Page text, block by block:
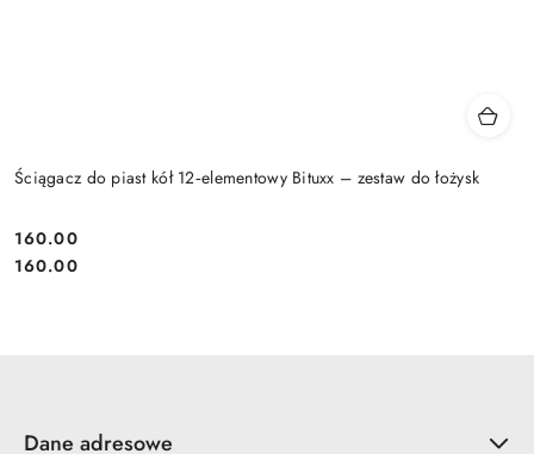
Ściągacz do piast kół 12‑elementowy Bituxx – zestaw do łożysk
Cena:
160.00
Cena:
160.00
Dane adresowe